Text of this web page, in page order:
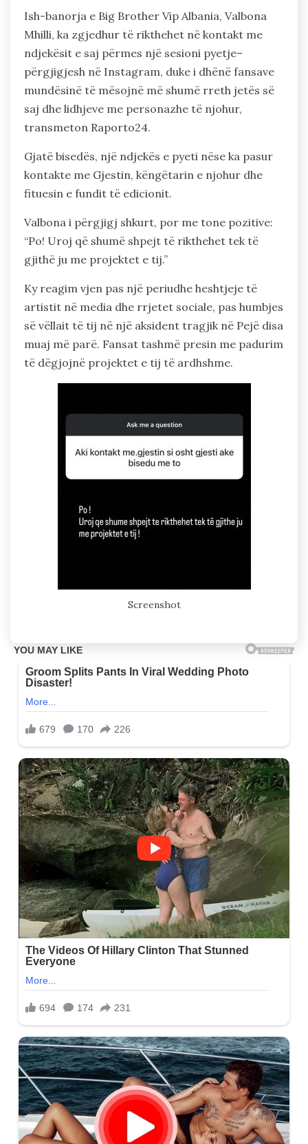
Ish-banorja e Big Brother Vip Albania, Valbona
Mhilli, ka zgjedhur të rikthehet në kontakt me
ndjekësit e saj përmes një sesioni pyetje–
përgjigjesh në Instagram, duke i dhënë fansave
mundësinë të mësojnë më shumë rreth jetës së
saj dhe lidhjeve me personazhe të njohur,
transmeton Raporto24.
Gjatë bisedës, një ndjekës e pyeti nëse ka pasur
kontakte me Gjestin, këngëtarin e njohur dhe
fituesin e fundit të edicionit.
Valbona i përgjigj shkurt, por me tone pozitive:
“Po! Uroj që shumë shpejt të rikthehet tek të
gjithë ju me projektet e tij.”
Ky reagim vjen pas një periudhe heshtjeje të
artistit në media dhe rrjetet sociale, pas humbjes
së vëllait të tij në një aksident tragjik në Pejë disa
muaj më parë. Fansat tashmë presin me padurim
të dëgjojnë projektet e tij të ardhshme.
Screenshot